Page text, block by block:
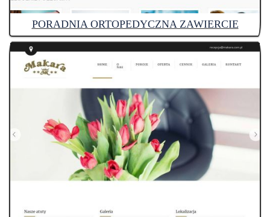
PORADNIA ORTOPEDYCZNA ZAWIERCIE